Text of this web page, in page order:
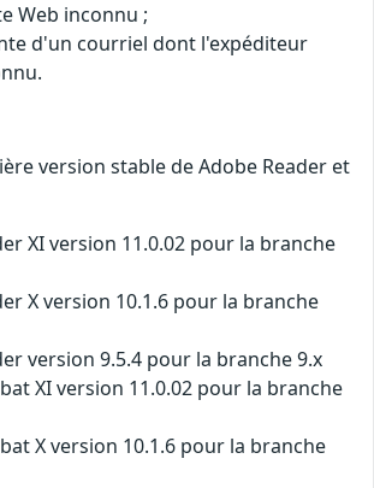
Web inconnu ;
d'un courriel dont l'expéditeur
version stable de Adobe Reader et
XI version 11.0.02 pour la branche
X version 10.1.6 pour la branche
version 9.5.4 pour la branche 9.x
XI version 11.0.02 pour la branche
X version 10.1.6 pour la branche